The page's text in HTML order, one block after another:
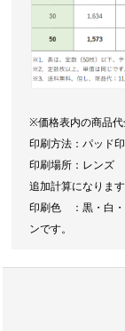
※価格表内の商品代
印刷方法：パッド
印刷場所：レンズ
追加計算になります
印刷色 ：黒・白
ンです。